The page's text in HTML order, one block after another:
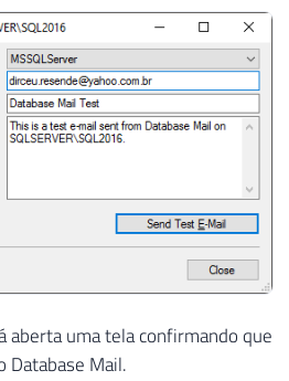
aberta uma tela confirmando que
Database Mail.